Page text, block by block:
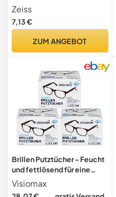
Reinigungstücher
Zeiss
7,13 €
ZUM ANGEBOT
Brillen Putztücher - Feucht
und fettlösend für eine
streifenfreie Reinigung -
156 Stück - 3er Pack (3 x 52
Visiomax